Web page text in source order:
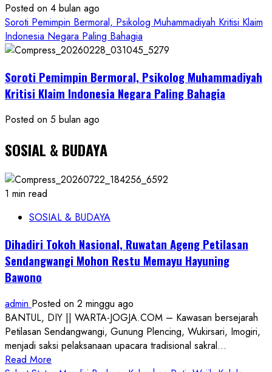
Posted on 4 bulan ago
Soroti Pemimpin Bermoral, Psikolog Muhammadiyah Kritisi Klaim
Indonesia Negara Paling Bahagia
Soroti Pemimpin Bermoral, Psikolog Muhammadiyah
Kritisi Klaim Indonesia Negara Paling Bahagia
Posted on 5 bulan ago
SOSIAL & BUDAYA
1 min read
SOSIAL & BUDAYA
Dihadiri Tokoh Nasional, Ruwatan Ageng Petilasan
Sendangwangi Mohon Restu Memayu Hayuning
Bawono
admin Posted on 2 minggu ago
BANTUL, DIY || WARTA-JOGJA.COM – Kawasan bersejarah
Petilasan Sendangwangi, Gunung Plencing, Wukirsari, Imogiri,
menjadi saksi pelaksanaan upacara tradisional sakral...
Read More